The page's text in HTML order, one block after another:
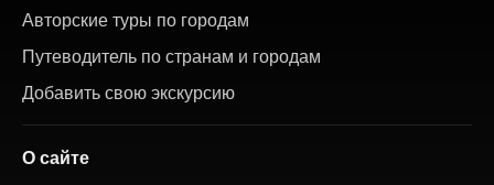
Авторские туры по городам
Путеводитель по странам и городам
Добавить свою экскурсию
О сайте